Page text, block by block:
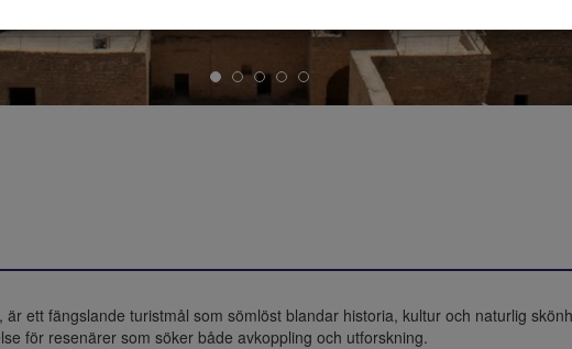
ett fängslande turistmål som sömlöst blandar historia, kultur och naturlig
för resenärer som söker både avkoppling och utforskning.